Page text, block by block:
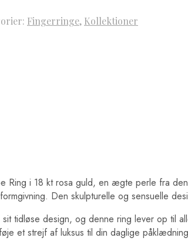
Fingerringe, Kollektioner
Ring i 18 kt rosa guld, en ægte perle fra
Den skulpturelle og sensuelle
tidløse design, og denne ring lever op til
et strejf af luksus til din daglige